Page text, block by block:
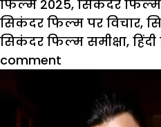
फिल्म 2025, सिकंदर फिल्म
सिकंदर फिल्म पर विचार,
सिकंदर फिल्म समीक्षा,
comment
Review: